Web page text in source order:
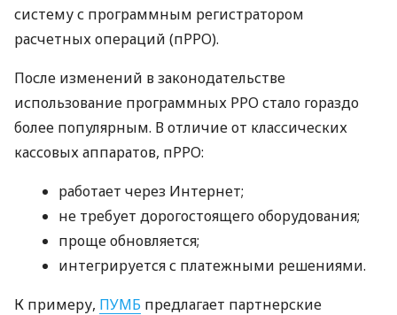
систему с программным регистратором
расчетных операций (пРРО).
После изменений в законодательстве
использование программных РРО стало гораздо
более популярным. В отличие от классических
кассовых аппаратов, пРРО:
работает через Интернет;
не требует дорогостоящего оборудования;
проще обновляется;
интегрируется с платежными решениями.
К примеру, ПУМБ предлагает партнерские